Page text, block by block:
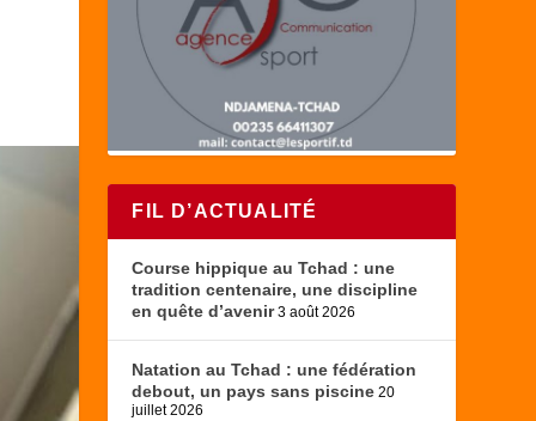
FIL D’ACTUALITÉ
Course hippique au Tchad : une
tradition centenaire, une discipline
en quête d’avenir 3 août 2026
Natation au Tchad : une fédération
debout, un pays sans piscine 20
juillet 2026